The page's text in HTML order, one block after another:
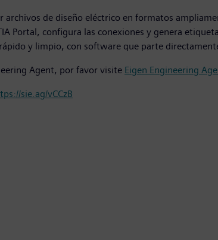
archivos de diseño eléctrico en formatos
Portal, configura las conexiones y genera
y limpio, con software que parte
Agent, por favor visite Eigen Engineering
sie.ag/vCCzB